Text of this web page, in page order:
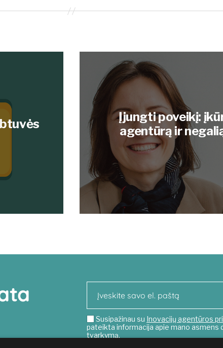
Įjungti poveikį:
agentūrą ir
Susipažinau su Inovacijų agentūros
pateikta informacija apie mano asmens
tvarkymą.